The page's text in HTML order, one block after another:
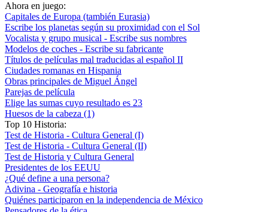
Ahora en juego:
Capitales de Europa (también Eurasia)
Escribe los planetas según su proximidad con el Sol
Vocalista y grupo musical - Escribe sus nombres
Modelos de coches - Escribe su fabricante
Títulos de películas mal traducidas al español II
Ciudades romanas en Hispania
Obras principales de Miguel Ángel
Parejas de película
Elige las sumas cuyo resultado es 23
Huesos de la cabeza (1)
Top 10 Historia:
Test de Historia - Cultura General (I)
Test de Historia - Cultura General (II)
Test de Historia y Cultura General
Presidentes de los EEUU
¿Qué define a una persona?
Adivina - Geografía e historia
Quiénes participaron en la independencia de México